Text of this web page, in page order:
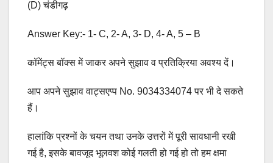
(D) चंडीगढ़
Answer Key:- 1- C, 2- A, 3- D, 4- A, 5 – B
कॉमेंट्स बॉक्स में जाकर अपने सुझाव व प्रतिक्रिया अवश्य दें।
आप अपने सुझाव वाट्सएप्प No. 9034334074 पर भी दे सकते
हैं।
हालांकि प्रश्नों के चयन तथा उनके उत्तरों में पूरी सावधानी रखी
गई है, इसके बावजूद भूलवश कोई गलती हो गई हो तो हम क्षमा